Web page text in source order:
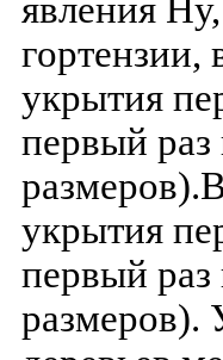
явления
гортензии,
укрытия
первый раз
укрытия
первый раз
размеров).